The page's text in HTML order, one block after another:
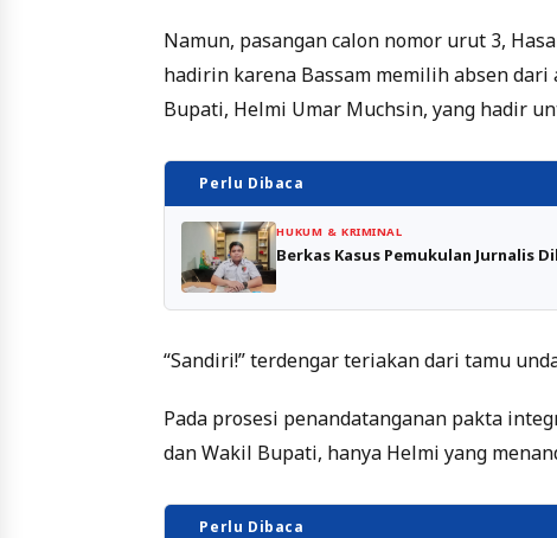
Namun, pasangan calon nomor urut 3,
hadirin karena Bassam memilih absen
Bupati, Helmi Umar Muchsin, yang hadir
Perlu Dibaca
HUKUM & KRIMINAL
Berkas Kasus Pemukulan Jurnalis
“Sandiri!” terdengar teriakan dari tamu
Pada prosesi penandatanganan pakta
dan Wakil Bupati, hanya Helmi yang
Perlu Dibaca